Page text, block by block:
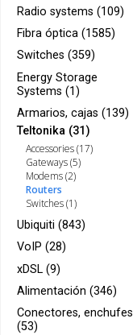
Radio systems (109)
Fibra óptica (1585)
Switches (359)
Energy Storage
Systems (1)
Armarios, cajas (139)
Teltonika (31)
Accessories (17)
Gateways (5)
Modems (2)
Routers
Switches (1)
Ubiquiti (843)
VoIP (28)
xDSL (9)
Alimentación (346)
Conectores, enchufes
(53)